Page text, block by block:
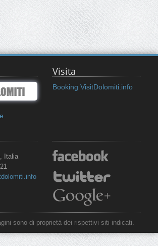
Visita
Booking VisitDolomiti.info
Italia
sono di proprietà dei rispettivi siti indicati.